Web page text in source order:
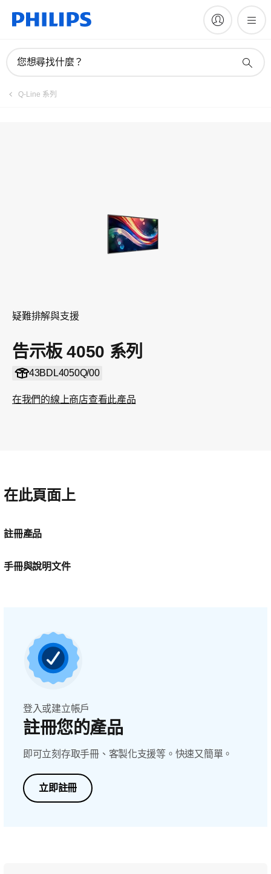
您想尋找什麼？
Q-Line 系列
疑難排解與支援
告示板 4050 系列
43BDL4050Q/00
在我們的線上商店查看此產品
在此頁面上
註冊產品
手冊與說明文件
登入或建立帳戶
註冊您的產品
即可立刻存取手冊、客製化支援等。快速又簡單。
立即註冊